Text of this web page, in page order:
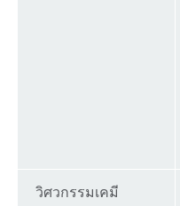
วิศวกรรมเคมี